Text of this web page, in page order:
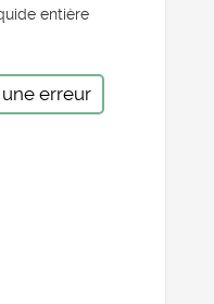
entière
erreur